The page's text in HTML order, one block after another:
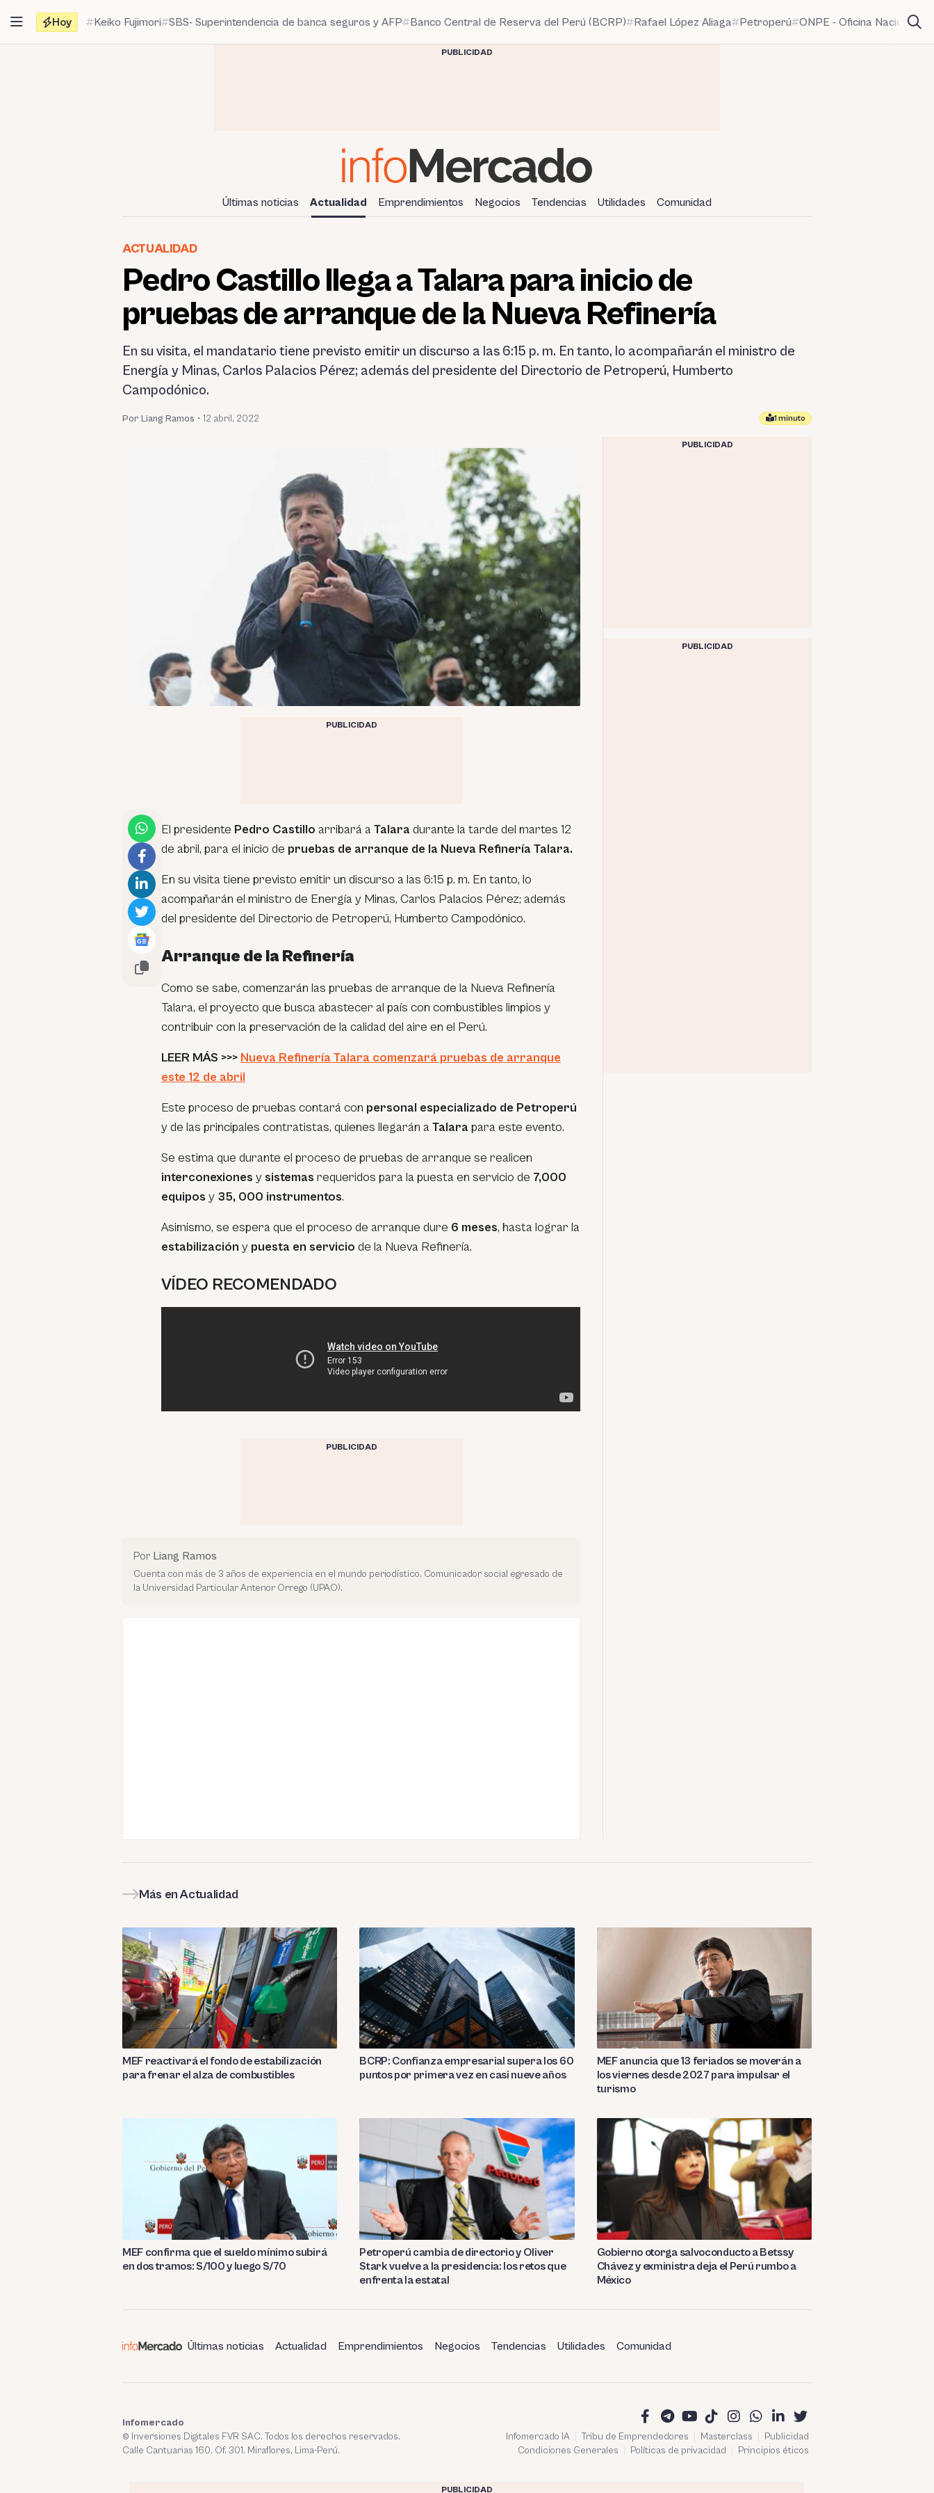
contenido
Hoy Keiko Fujimori SBS- Superintendencia de banca seguros y AFP Banco Central de Reserva del Perú (BCRP) Rafael López Aliaga Petroperú ONPE - Oficina Nacional
PUBLICIDAD
Últimas noticias Actualidad Emprendimientos Negocios Tendencias Utilidades Comunidad
ACTUALIDAD
Pedro Castillo llega a Talara para inicio de
pruebas de arranque de la Nueva Refinería
En su visita, el mandatario tiene previsto emitir un discurso a las 6:15 p. m. En tanto, lo acompañarán el ministro de
Energía y Minas, Carlos Palacios Pérez; además del presidente del Directorio de Petroperú, Humberto
Campodónico.
Por Liang Ramos • 12 abril, 2022 1 minuto
PUBLICIDAD
El presidente Pedro Castillo arribará a Talara durante la tarde del martes 12
de abril, para el inicio de pruebas de arranque de la Nueva Refinería Talara.
En su visita tiene previsto emitir un discurso a las 6:15 p. m. En tanto, lo
acompañarán el ministro de Energía y Minas, Carlos Palacios Pérez; además
del presidente del Directorio de Petroperú, Humberto Campodónico.
Arranque de la Refinería
Como se sabe, comenzarán las pruebas de arranque de la Nueva Refinería
Talara, el proyecto que busca abastecer al país con combustibles limpios y
contribuir con la preservación de la calidad del aire en el Perú.
LEER MÁS >>> Nueva Refinería Talara comenzará pruebas de arranque
este 12 de abril
Este proceso de pruebas contará con personal especializado de Petroperú
y de las principales contratistas, quienes llegarán a Talara para este evento.
Se estima que durante el proceso de pruebas de arranque se realicen
interconexiones y sistemas requeridos para la puesta en servicio de 7,000
equipos y 35, 000 instrumentos.
Asimismo, se espera que el proceso de arranque dure 6 meses, hasta lograr la
estabilización y puesta en servicio de la Nueva Refinería.
VÍDEO RECOMENDADO
PUBLICIDAD
Por Liang Ramos
Cuenta con más de 3 años de experiencia en el mundo periodístico. Comunicador social egresado de
la Universidad Particular Antenor Orrego (UPAO).
PUBLICIDAD
PUBLICIDAD
Más en Actualidad
MEF reactivará el fondo de estabilización
para frenar el alza de combustibles
BCRP: Confianza empresarial supera los 60
puntos por primera vez en casi nueve años
MEF anuncia que 13 feriados se moverán a
los viernes desde 2027 para impulsar el
turismo
MEF confirma que el sueldo mínimo subirá
en dos tramos: S/100 y luego S/70
Petroperú cambia de directorio y Oliver
Stark vuelve a la presidencia: los retos que
enfrenta la estatal
Gobierno otorga salvoconducto a Betssy
Chávez y exministra deja el Perú rumbo a
México
Últimas noticias Actualidad Emprendimientos Negocios Tendencias Utilidades Comunidad
Infomercado IA Tribu de Emprendedores Masterclass
Publicidad
Condiciones Generales
Políticas de privacidad Principios éticos
Infomercado
© Inversiones Digitales FVR SAC. Todos los derechos reservados.
Calle Cantuarias 160. Of. 301. Miraflores, Lima-Perú.
PUBLICIDAD